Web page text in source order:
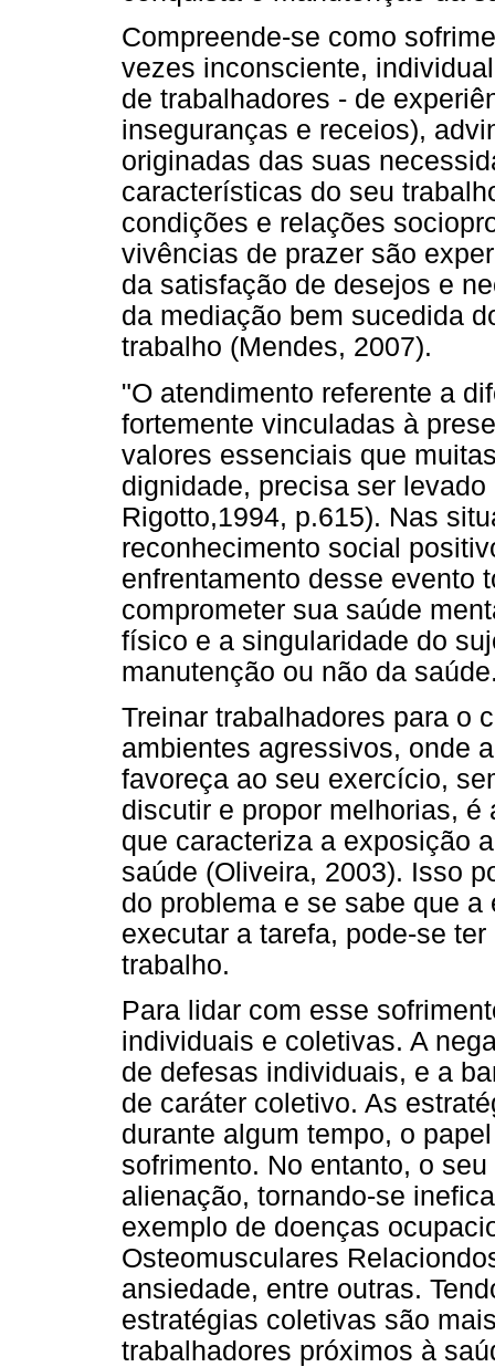
Compreende-se como
vezes inconsciente,
de trabalhadores - de
inseguranças e receios),
originadas das suas
características do seu
condições e relações
vivências de prazer são
da satisfação de desejos e
da mediação bem sucedida
trabalho (Mendes, 2007).
"O atendimento referente a
fortemente vinculadas à
valores essenciais que
dignidade, precisa ser
Rigotto,1994, p.615). Nas
reconhecimento social
enfrentamento desse evento
comprometer sua saúde
físico e a singularidade do
manutenção ou não da
Treinar trabalhadores para o
ambientes agressivos, onde
favoreça ao seu exercício,
discutir e propor melhorias,
que caracteriza a exposição
saúde (Oliveira, 2003). Isso
do problema e se sabe que
executar a tarefa, pode-se
trabalho.
Para lidar com esse
individuais e coletivas. A
de defesas individuais, e a
de caráter coletivo. As
durante algum tempo, o
sofrimento. No entanto, o
alienação, tornando-se
exemplo de doenças
Osteomusculares
ansiedade, entre outras.
estratégias coletivas são
trabalhadores próximos à